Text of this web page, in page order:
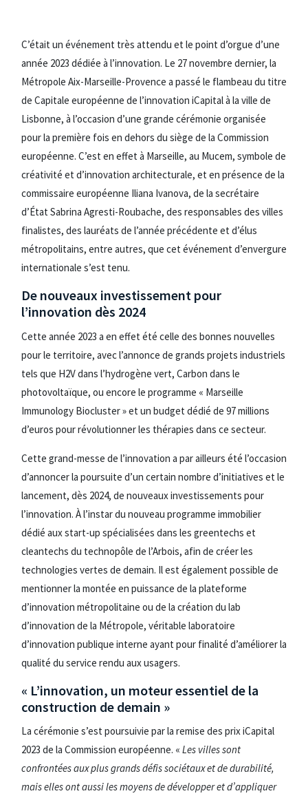
C’était un événement très attendu et le point d’orgue d’une
année 2023 dédiée à l’innovation. Le 27 novembre dernier, la
Métropole Aix-Marseille-Provence a passé le flambeau du titre
de Capitale européenne de l’innovation iCapital à la ville de
Lisbonne, à l’occasion d’une grande cérémonie organisée
pour la première fois en dehors du siège de la Commission
européenne. C’est en effet à Marseille, au Mucem, symbole de
créativité et d’innovation architecturale, et en présence de la
commissaire européenne Iliana Ivanova, de la secrétaire
d’État Sabrina Agresti-Roubache, des responsables des villes
finalistes, des lauréats de l’année précédente et d’élus
métropolitains, entre autres, que cet événement d’envergure
internationale s’est tenu.
De nouveaux investissement pour
l’innovation dès 2024
Cette année 2023 a en effet été celle des bonnes nouvelles
pour le territoire, avec l’annonce de grands projets industriels
tels que H2V dans l’hydrogène vert, Carbon dans le
photovoltaïque, ou encore le programme « Marseille
Immunology Biocluster » et un budget dédié de 97 millions
d’euros pour révolutionner les thérapies dans ce secteur.
Cette grand-messe de l’innovation a par ailleurs été l’occasion
d’annoncer la poursuite d’un certain nombre d’initiatives et le
lancement, dès 2024, de nouveaux investissements pour
l’innovation. À l’instar du nouveau programme immobilier
dédié aux start-up spécialisées dans les greentechs et
cleantechs du technopôle de l’Arbois, afin de créer les
technologies vertes de demain. Il est également possible de
mentionner la montée en puissance de la plateforme
d’innovation métropolitaine ou de la création du lab
d’innovation de la Métropole, véritable laboratoire
d’innovation publique interne ayant pour finalité d’améliorer la
qualité du service rendu aux usagers.
« L’innovation, un moteur essentiel de la
construction de demain »
La cérémonie s’est poursuivie par la remise des prix iCapital
2023 de la Commission européenne. « Les villes sont
confrontées aux plus grands défis sociétaux et de durabilité,
mais elles ont aussi les moyens de développer et d’appliquer